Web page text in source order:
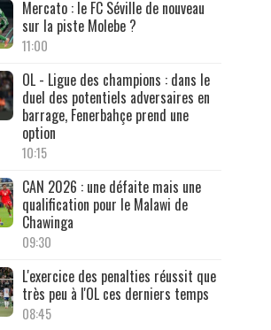
Mercato : le FC Séville de nouveau
sur la piste Molebe ?
11:00
OL - Ligue des champions : dans le
duel des potentiels adversaires en
barrage, Fenerbahçe prend une
option
10:15
CAN 2026 : une défaite mais une
qualification pour le Malawi de
Chawinga
09:30
L'exercice des penalties réussit que
très peu à l'OL ces derniers temps
08:45